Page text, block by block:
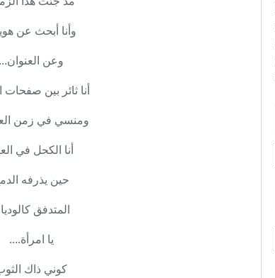
وأنا أبحث عن
وعن العنوان...
أنا ثائر بين صفحات
ومنسي في زمن
أنا الكحل في
حين يذرفه
المتدفق
يا امرأة....
كوني ذاك